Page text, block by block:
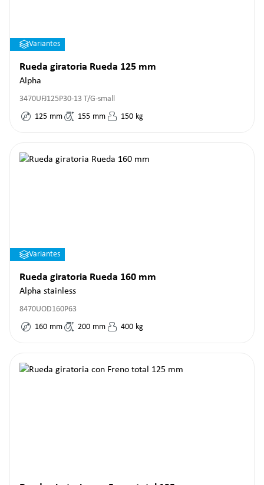
Variantes
Rueda giratoria Rueda 125 mm
Alpha
3470UFJ125P30-13 T/G-small
125 mm 155 mm 150 kg
Variantes
Rueda giratoria Rueda 160 mm
Alpha stainless
8470UOD160P63
160 mm 200 mm 400 kg